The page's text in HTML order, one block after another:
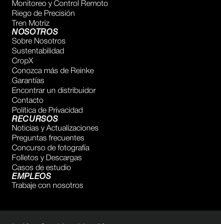
Monitoreo y Control Remoto
Riego de Precisión
Tren Motriz
NOSOTROS
Sobre Nosotros
Sustentabilidad
CropX
Conozca más de Reinke
Garantías
Encontrar un distribuidor
Contacto
Política de Privacidad
RECURSOS
Noticias y Actualizaciones
Preguntas frecuentes
Concurso de fotografía
Folletos y Descargas
Casos de estudio
EMPLEOS
Trabaje con nosotros